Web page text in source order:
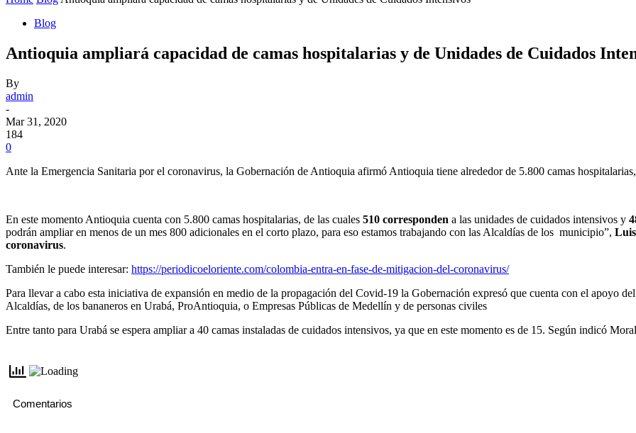
Blog
Antioquia ampliará capacidad de camas hospitalarias y de Unidades de Cuidados
By
admin
-
Mar 31, 2020
184
0
Ante la Emergencia Sanitaria por el coronavirus, la Gobernación de Antioquia afirmó Antioquia tiene alrededor de 5.800 camas
En este momento Antioquia cuenta con 5.800 camas hospitalarias, de las cuales 510 corresponden a las unidades de cuidados intensivos y
podrán ampliar en menos de un mes 800 adicionales en el corto plazo, para eso estamos trabajando con las Alcaldías de los municipio”,
coronavirus.
También le puede interesar: https://periodicoeloriente.com/colombia-entra-en-fase-de-mitigacion-del-coronavirus/
Para llevar a cabo esta iniciativa de expansión en medio de la propagación del Covid-19 la Gobernación expresó que cuenta con el apoyo
Alcaldías, de los bananeros en Urabá, ProAntioquia, o Empresas Públicas de Medellín y de personas civiles
Entre tanto para Urabá se espera ampliar a 40 camas instaladas de cuidados intensivos, ya que en este momento es de 15. Según indicó
Comentarios